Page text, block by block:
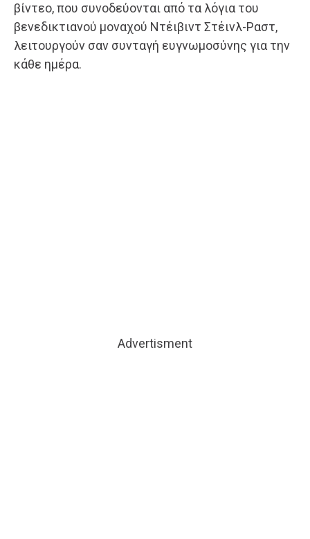
βίντεο, που συνοδεύονται από τα λόγια του
βενεδικτιανού μοναχού Ντέιβιντ Στέινλ-Ραστ,
λειτουργούν σαν συνταγή ευγνωμοσύνης για την
κάθε ημέρα.
Advertisment